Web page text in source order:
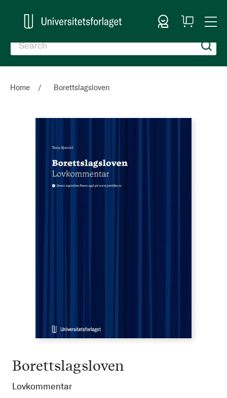
Sign In
My
Cart
Home Borettslagsloven
Borettslagsloven
Lovkommentar